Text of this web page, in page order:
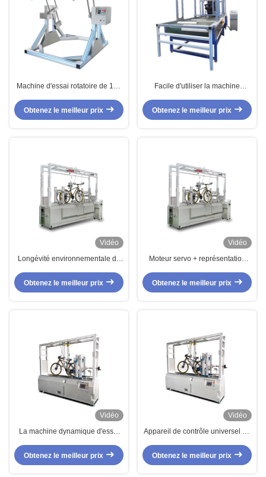
Machine d'essai rotatoire de 100
de promeneur de bébé
Obtenez le meilleur prix
Facile d'utiliser la machine
pour la simulation de marche
Obtenez le meilleur prix
Vidéo
Longévité environnementale de
d'équipement de test d'en
Obtenez le meilleur prix
Vidéo
Moteur servo + représentation
d'équipement de test de
réducteur + d'embrayage
Obtenez le meilleur prix
Vidéo
La machine dynamique d'essai
de PC pour le vélo freine le test
de performance
Obtenez le meilleur prix
Vidéo
Appareil de contrôle universel de
représentation de bicyclette
électronique
Obtenez le meilleur prix